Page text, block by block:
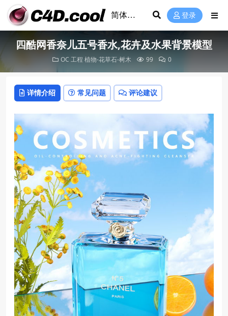
登录
四酷网香奈儿五号香水,花卉及水果背景模型
OC 工程 植物-花草石-树木 99 0
详情介绍 常见问题 评论建议